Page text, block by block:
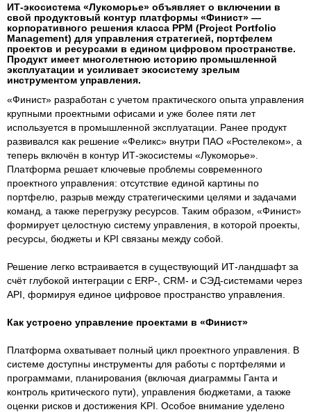
ИТ-экосистема «Лукоморье» объявляет о включении в
свой продуктовый контур платформы «Финист» —
корпоративного решения класса PPM (Project Portfolio
Management) для управления стратегией, портфелем
проектов и ресурсами в едином цифровом пространстве.
Продукт имеет многолетнюю историю промышленной
эксплуатации и усиливает экосистему зрелым
инструментом управления.
«Финист» разработан с учетом практического опыта управления
крупными проектными офисами и уже более пяти лет
используется в промышленной эксплуатации. Ранее продукт
развивался как решение «Феликс» внутри ПАО «Ростелеком», а
теперь включён в контур ИТ-экосистемы «Лукоморье».
Платформа решает ключевые проблемы современного
проектного управления: отсутствие единой картины по
портфелю, разрыв между стратегическими целями и задачами
команд, а также перегрузку ресурсов. Таким образом, «Финист»
формирует целостную систему управления, в которой проекты,
ресурсы, бюджеты и KPI связаны между собой.
Решение легко встраивается в существующий ИТ-ландшафт за
счёт глубокой интеграции с ERP-, CRM- и СЭД-системами через
API, формируя единое цифровое пространство управления.
Как устроено управление проектами в «Финист»
Платформа охватывает полный цикл проектного управления. В
системе доступны инструменты для работы с портфелями и
программами, планирования (включая диаграммы Ганта и
контроль критического пути), управления бюджетами, а также
оценки рисков и достижения KPI. Особое внимание уделено